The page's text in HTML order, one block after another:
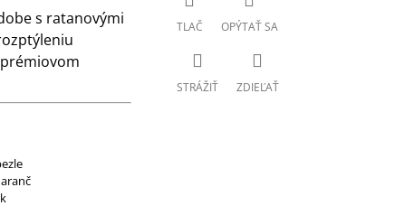
s ratanovými
TLAČ OPÝTAŤ SA
STRÁŽIŤ ZDIEĽAŤ